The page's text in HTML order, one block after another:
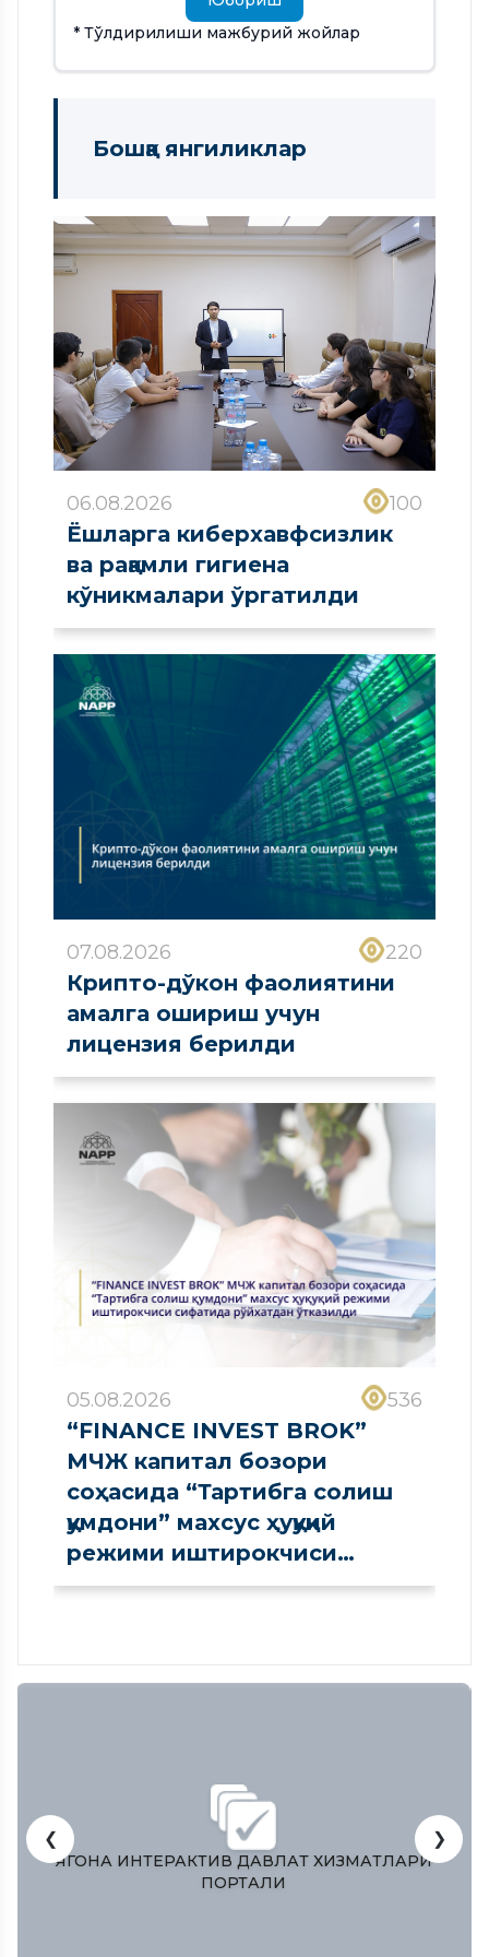
* Тўлдирилиши мажбурий жойлар
Бошқа янгиликлар
06.08.2026 100
Ёшларга киберхавфсизлик
ва рақамли гигиена
кўникмалари ўргатилди
07.08.2026 220
Крипто-дўкон фаолиятини
амалга ошириш учун
лицензия берилди
05.08.2026 536
“FINANCE INVEST BROK”
МЧЖ капитал бозори
соҳасида “Тартибга солиш
қумдони” махсус ҳуқуқий
режими иштирокчиси
сифатида рўйхатдан
ЎЗБЕКИСТОН РЕСПУБЛИКAСИ ОЛИЙ МAЖЛИСИ
ҚОНУНЧИЛИК ПAЛAТAСИ
❮ ❯